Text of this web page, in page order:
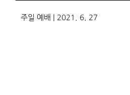
주일 예배 | 2021. 6. 27